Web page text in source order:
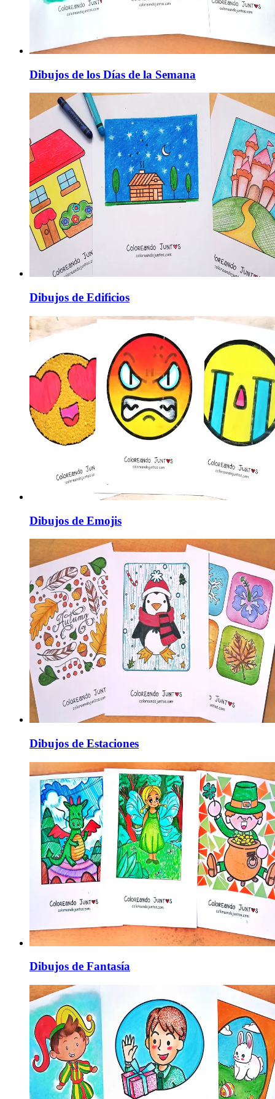
Dibujos de los Días de la Semana
Dibujos de Edificios
Dibujos de Emojis
Dibujos de Estaciones
Dibujos de Fantasía